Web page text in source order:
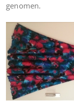
genomen.